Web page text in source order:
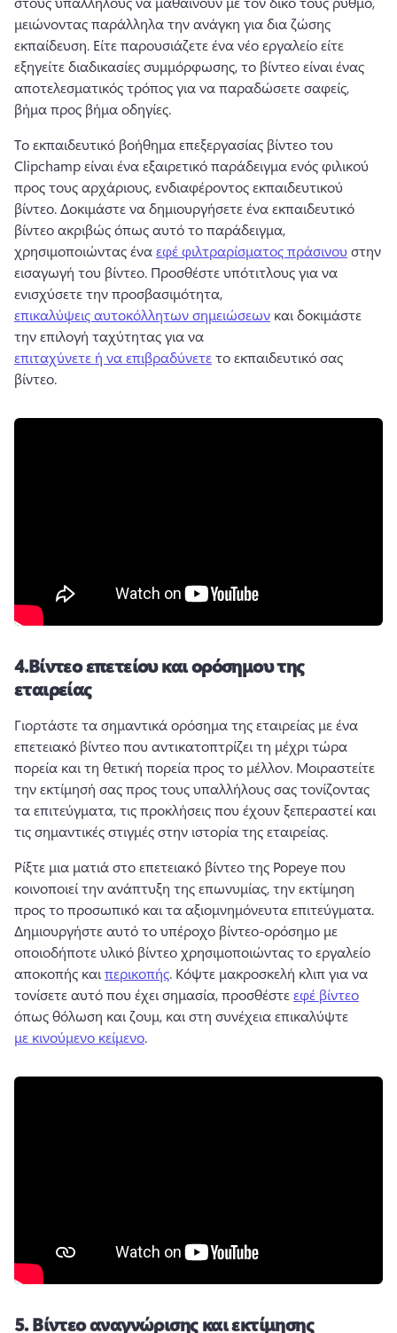
μειώνοντας παράλληλα την ανάγκη για δια ζώσης
εκπαίδευση. Είτε παρουσιάζετε ένα νέο εργαλείο είτε
εξηγείτε διαδικασίες συμμόρφωσης, το βίντεο είναι ένας
αποτελεσματικός τρόπος για να παραδώσετε σαφείς,
βήμα προς βήμα οδηγίες.
Το εκπαιδευτικό βοήθημα επεξεργασίας βίντεο του
Clipchamp είναι ένα εξαιρετικό παράδειγμα ενός φιλικού
προς τους αρχάριους, ενδιαφέροντος εκπαιδευτικού
βίντεο. Δοκιμάστε να δημιουργήσετε ένα εκπαιδευτικό
βίντεο ακριβώς όπως αυτό το παράδειγμα,
χρησιμοποιώντας ένα εφέ φιλτραρίσματος πράσινου στην
εισαγωγή του βίντεο. Προσθέστε υπότιτλους για να
ενισχύσετε την προσβασιμότητα,
επικαλύψεις αυτοκόλλητων σημειώσεων και δοκιμάστε
την επιλογή ταχύτητας για να
επιταχύνετε ή να επιβραδύνετε το εκπαιδευτικό σας
βίντεο.
4.Βίντεο επετείου και ορόσημου της
εταιρείας
Γιορτάστε τα σημαντικά ορόσημα της εταιρείας με ένα
επετειακό βίντεο που αντικατοπτρίζει τη μέχρι τώρα
πορεία και τη θετική πορεία προς το μέλλον. Μοιραστείτε
την εκτίμησή σας προς τους υπαλλήλους σας τονίζοντας
τα επιτεύγματα, τις προκλήσεις που έχουν ξεπεραστεί και
τις σημαντικές στιγμές στην ιστορία της εταιρείας.
Ρίξτε μια ματιά στο επετειακό βίντεο της Popeye που
κοινοποιεί την ανάπτυξη της επωνυμίας, την εκτίμηση
Δημιουργήστε αυτό το υπέροχο βίντεο-ορόσημο με
οποιοδήποτε υλικό βίντεο χρησιμοποιώντας το εργαλείο
αποκοπής και περικοπής. Κόψτε μακροσκελή κλιπ για να
τονίσετε αυτό που έχει σημασία, προσθέστε εφέ βίντεο
όπως θόλωση και ζουμ, και στη συνέχεια επικαλύψτε
με κινούμενο κείμενο.
5.Βίντεο αναγνώρισης και εκτίμησης